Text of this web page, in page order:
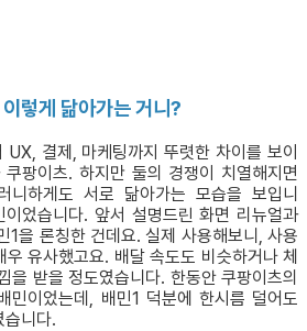
렇게 닮아가는 거니?
결제, 마케팅까지 뚜렷한 차이를 보이
팡이츠. 하지만 둘의 경쟁이 치열해지면
니하게도 서로 닮아가는 모습을 보입니
었습니다. 앞서 설명드린 화면 리뉴얼과
1을 론칭한 건데요. 실제 사용해보니, 사용
유사했고요. 배달 속도도 비슷하거나 체
을 받을 정도였습니다. 한동안 쿠팡이츠의
민이었는데, 배민1 덕분에 한시름 덜어도
습니다.